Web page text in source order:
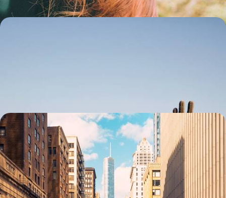
Du Deep South au lac Michigan en train - New
Orleans, Lafayette, Memphis, Chicago
Feuilleter quelques pages du grand livre de l'histoire US à travers la
richesse culturelle de quatre cités phares
14 jours, de 4800 à 6100 $ CA